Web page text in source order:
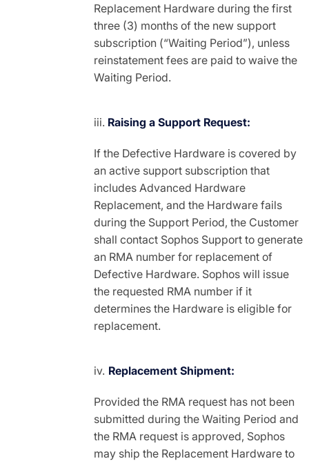
Replacement Hardware during the first
three (3) months of the new support
subscription (“Waiting Period”), unless
reinstatement fees are paid to waive the
Waiting Period.
Raising a Support Request:
If the Defective Hardware is covered by
an active support subscription that
includes Advanced Hardware
Replacement, and the Hardware fails
during the Support Period, the Customer
shall contact Sophos Support to generate
an RMA number for replacement of
Defective Hardware. Sophos will issue
the requested RMA number if it
determines the Hardware is eligible for
replacement.
Replacement Shipment:
Provided the RMA request has not been
submitted during the Waiting Period and
the RMA request is approved, Sophos
may ship the Replacement Hardware to